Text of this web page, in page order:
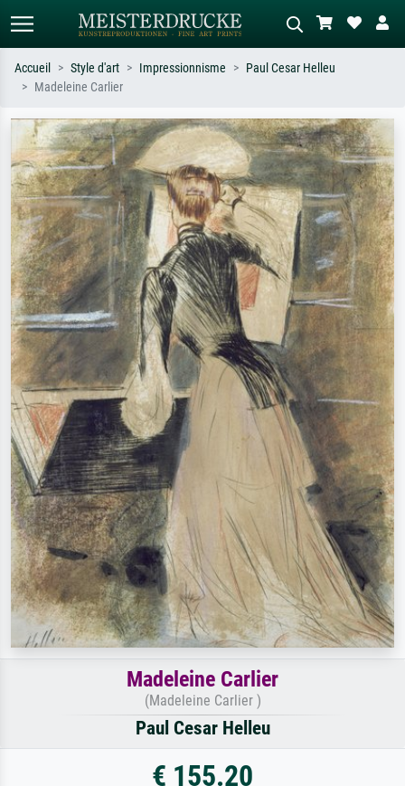
Recherchez par artiste, titre ou style –
ex. Monet, Nuit étoilée,
impressionnisme, vague de Hokusai,
nu.
Décrivez la scène – ex. prairie verte,
abstrait avec beaucoup de rouge,
tableau sombre, nu debout près d'un
arbre.
Accueil Style d'art Impressionnisme
Paul Cesar Helleu
Madeleine Carlier
Madeleine Carlier
(Madeleine Carlier )
Paul Cesar Helleu
€ 155.20